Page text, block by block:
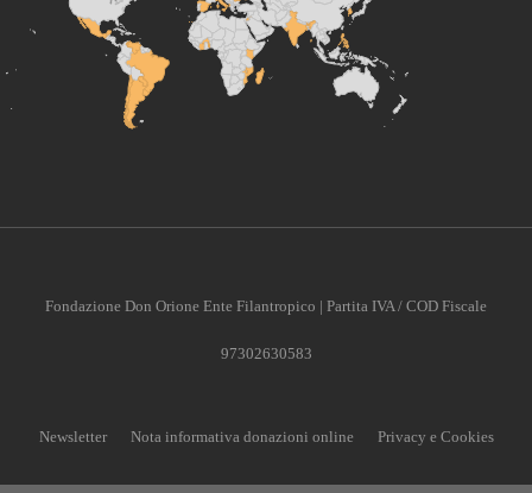
Fondazione Don Orione Ente Filantropico | Partita IVA / COD Fiscale
97302630583
Newsletter Nota informativa donazioni online Privacy e Cookies